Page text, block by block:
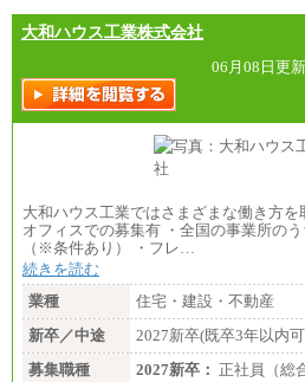
県、福島県、山形県
・月給には一律地域手
（一律地域手当：
※3…28,000円、
・試用期間中も給与変更
●基幹職（地域限定社員
・大学・院卒／月給
により異なる。
〈大阪・兵庫〉
〈愛知〉
85,000 円
地により異なる。
〈東京・神奈
〈大阪・兵庫〉
〈愛知〉
岡〉185,000円
大和ハウス工業株式会社
06月08日更
大和ハウス工業ではさまざまな働き方
オフィスでの募集有 ・全国の事業所の
（※条件あり） ・フレ…
続きを読む
業種
住宅・建設・不動産
新卒／中途
2027新卒(既卒3年以内
募集職種
2027新卒： 正社員（総